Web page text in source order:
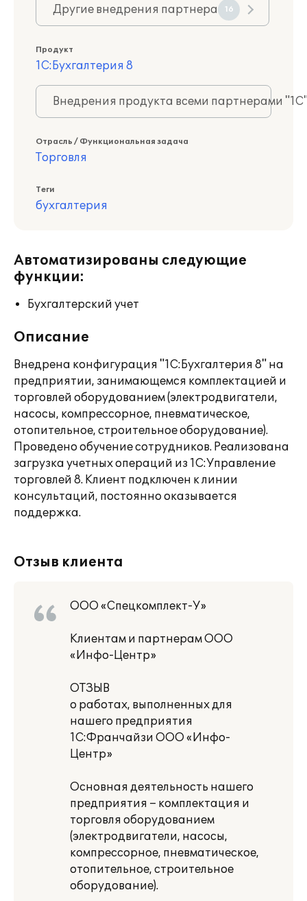
Другие внедрения партнера 16
Продукт
1С:Бухгалтерия 8
Внедрения продукта всеми партнерами
Отрасль / Функциональная задача
Торговля
Теги
бухгалтерия
Автоматизированы следующие
функции:
Бухгалтерский учет
Описание
Внедрена конфигурация "1С:Бухгалтерия 8" на
предприятии, занимающемся комплектацией и
торговлей оборудованием (электродвигатели,
насосы, компрессорное, пневматическое,
отопительное, строительное оборудование).
Проведено обучение сотрудников. Реализована
загрузка учетных операций из 1С:Управление
торговлей 8. Клиент подключен к линии
консультаций, постоянно оказывается
поддержка.
Отзыв клиента
ООО «Спецкомплект-У»
Клиентам и партнерам ООО
«Инфо-Центр»
ОТЗЫВ
о работах, выполненных для
нашего предприятия
1С:Франчайзи ООО «Инфо-
Центр»
Основная деятельность нашего
предприятия – комплектация и
торговля оборудованием
(электродвигатели, насосы,
компрессорное, пневматическое,
отопительное, строительное
оборудование).